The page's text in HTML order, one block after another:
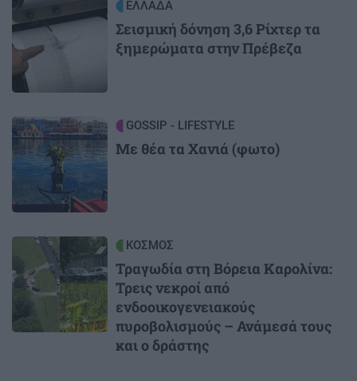
Image ΕΛΛΑΔΑ
Σεισμική δόνηση 3,6 Ρίχτερ τα
ξημερώματα στην Πρέβεζα
Image GOSSIP - LIFESTYLE
Με θέα τα Χανιά (φωτο)
Image ΚΟΣΜΟΣ
Τραγωδία στη Βόρεια Καρολίνα:
Τρεις νεκροί από
ενδοοικογενειακούς
πυροβολισμούς – Ανάμεσά τους
και ο δράστης